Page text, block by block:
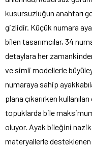
kusursuzluğun anahtarı
gizlidir. Küçük numara
bilen tasarımcılar, 34
detaylara her
ve simli modellerle
numaraya sahip
plana çıkarırken
topuklarda bile
oluyor. Ayak bileğini
materyallerle